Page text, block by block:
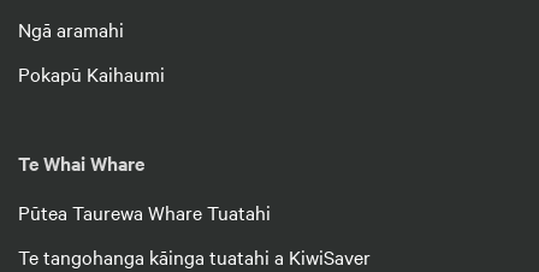
Ngā aramahi
Pokapū Kaihaumi
Te Whai Whare
Pūtea Taurewa Whare Tuatahi
Te tangohanga kāinga tuatahi a KiwiSaver